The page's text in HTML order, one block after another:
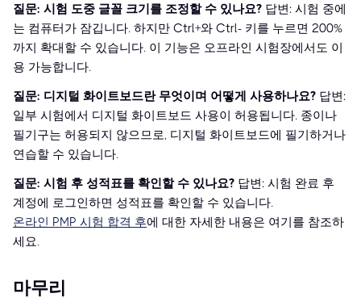
질문: 시험 도중 글꼴 크기를 조정할 수 있나요? 답변: 시험 중에
는 컴퓨터가 잠깁니다. 하지만 Ctrl+와 Ctrl- 키를 누르면 200%
까지 확대할 수 있습니다. 이 기능은 오프라인 시험장에서도 이
용 가능합니다.
질문: 디지털 화이트보드란 무엇이며 어떻게 사용하나요? 답변:
일부 시험에서 디지털 화이트보드 사용이 허용됩니다. 종이나
필기구는 허용되지 않으므로, 디지털 화이트보드에 필기하거나
연습할 수 있습니다.
질문: 시험 후 성적표를 확인할 수 있나요? 답변: 시험 완료 후
계정에 로그인하면 성적표를 확인할 수 있습니다.
온라인 PMP 시험 합격 후에 대한 자세한 내용은 여기를 참조하
세요.
마무리